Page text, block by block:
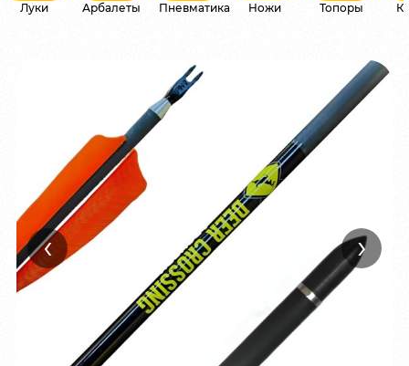
Луки Арбалеты Пневматика Ножи Топоры
‹ ›